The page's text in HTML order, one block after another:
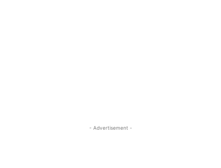
- Advertisement -